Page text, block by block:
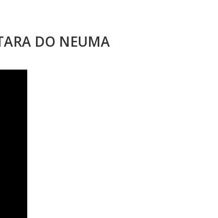
DO NEUMA